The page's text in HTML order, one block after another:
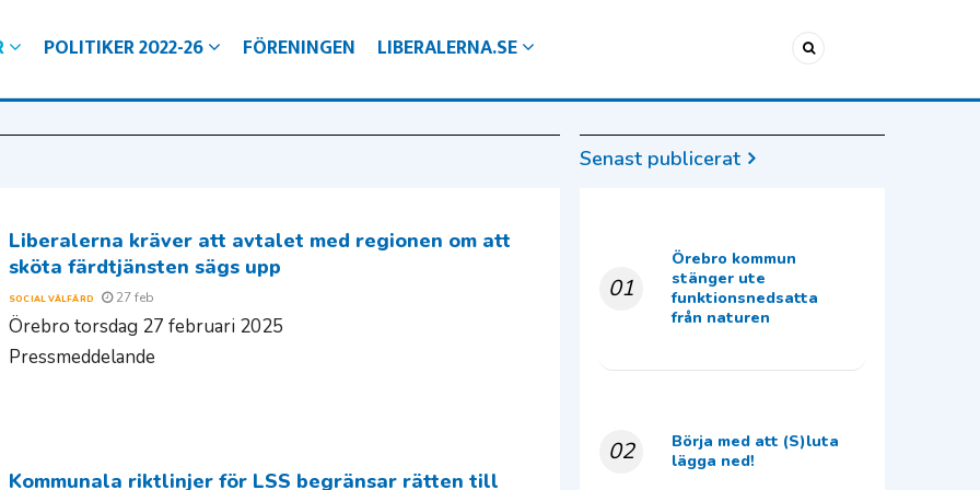
POLITIKER 2022-26 FÖRENINGEN LIBERALERNA.SE
Liberalerna kräver att avtalet med regionen om att
sköta färdtjänsten sägs upp
SOCIAL VÄLFÄRD 27 feb
Örebro torsdag 27 februari 2025
Pressmeddelande
Kommunala riktlinjer för LSS begränsar rätten till
Senast publicerat
01
Örebro kommun
stänger ute
funktionsnedsatta
från naturen
02
Börja med att (S)luta
lägga ned!